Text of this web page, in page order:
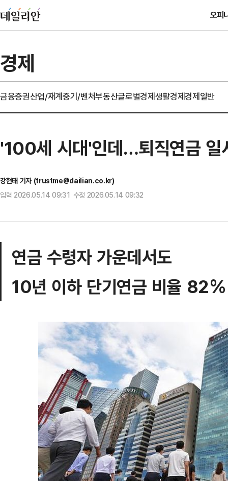
오피
경제
금융증권산업/재계중기/벤처부동산글로벌경제생활경제경제일반
'100세 시대'인데…퇴직연금
강현태 기자 (trustme@dailian.co.kr)
입력 2026.05.14 09:31 수정 2026.05.14 09:32
연금 수령자 가운데서도
10년 이하 단기연금 비율 82%